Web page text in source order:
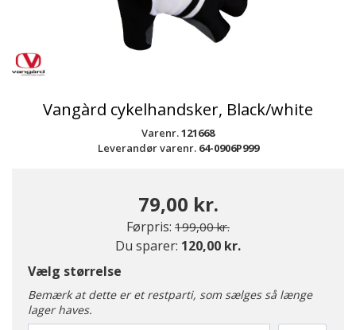
Vangàrd cykelhandsker, Black/white
Varenr.121668
Leverandør varenr. 64-0906P999
79,00 kr.
Førpris: Pris nedsat fra
199,00 kr.til
Du sparer: 120,00 kr.
Vælg størrelse
Bemærk at dette er et restparti, som sælges så længe
lager haves.